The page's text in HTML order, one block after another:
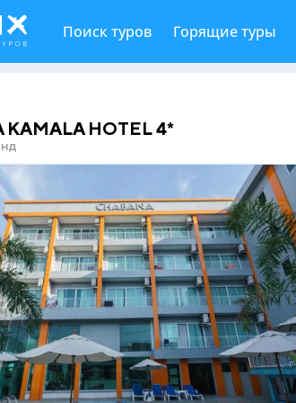
Поиск туров Горящие туры
KAMALA HOTEL 4*